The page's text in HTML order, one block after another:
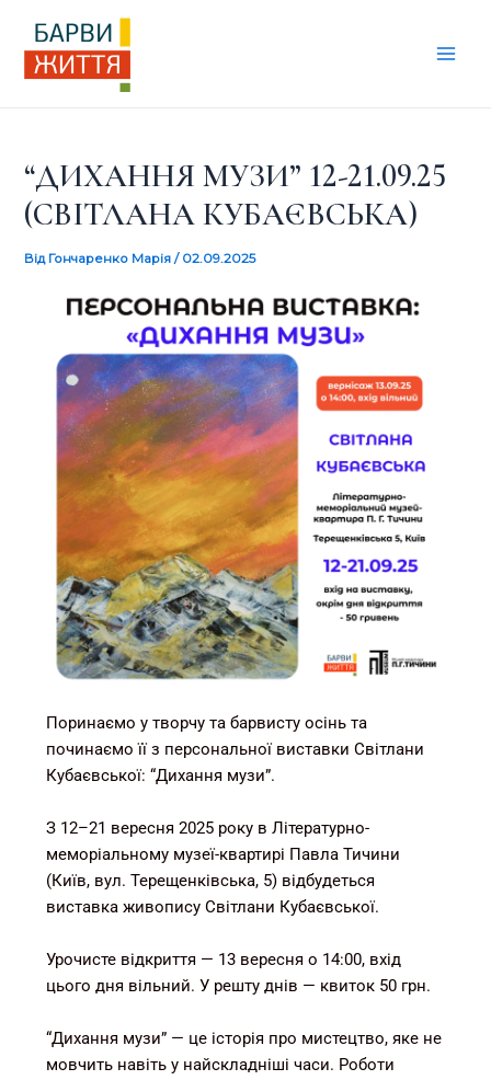
вмісту
“ДИХАННЯ МУЗИ” 12-21.09.25
(СВІТЛАНА КУБАЄВСЬКА)
Від Гончаренко Марія/ 02.09.2025
Поринаємо у творчу та барвисту осінь та
починаємо її з персональної виставки Світлани
Кубаєвської: “Дихання музи”.
З 12–21 вересня 2025 року в Літературно-
меморіальному музеї-квартирі Павла Тичини
(Київ, вул. Терещенківська, 5) відбудеться
виставка живопису Світлани Кубаєвської.
Урочисте відкриття — 13 вересня о 14:00, вхід
цього дня вільний. У решту днів — квиток 50 грн.
“Дихання музи” — це історія про мистецтво, яке не
мовчить навіть у найскладніші часи. Роботи
запису